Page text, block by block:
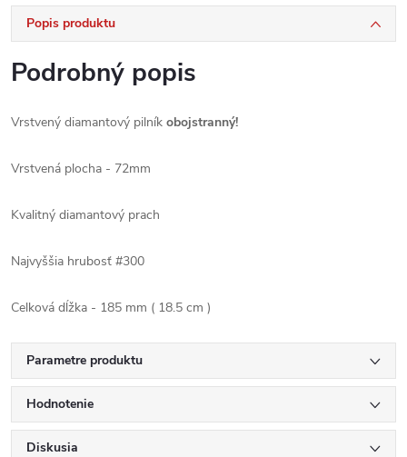
Popis produktu
Podrobný popis
Vrstvený diamantový pilník obojstranný!
Vrstvená plocha - 72mm
Kvalitný diamantový prach
Najvyššia hrubosť #300
Celková dĺžka - 185 mm ( 18.5 cm )
Parametre produktu
Hodnotenie
Diskusia